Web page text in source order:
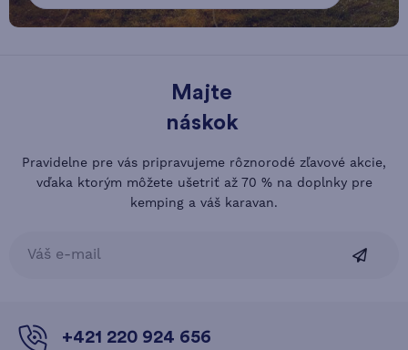
Majte
náskok
Pravidelne pre vás pripravujeme rôznorodé zľavové akcie,
vďaka ktorým môžete ušetriť až 70 % na doplnky pre
kemping a váš karavan.
+421 220 924 656